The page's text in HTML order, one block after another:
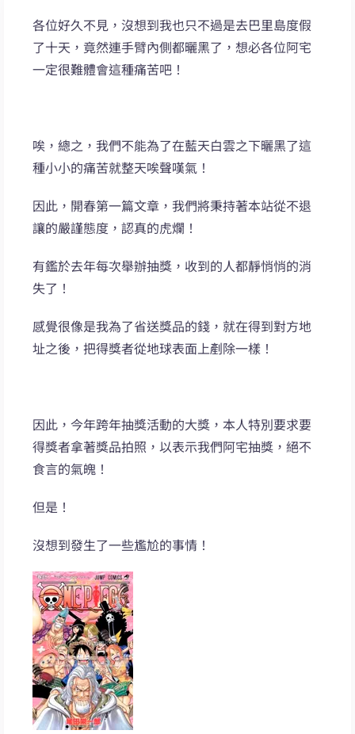
各位好久不見，沒想到我也只不過是去巴里島度假
了十天，竟然連手臂內側都曬黑了，想必各位阿宅
一定很難體會這種痛苦吧！
唉，總之，我們不能為了在藍天白雲之下曬黑了這
種小小的痛苦就整天唉聲嘆氣！
因此，開春第一篇文章，我們將秉持著本站從不退
讓的嚴謹態度，認真的虎爛！
有鑑於去年每次舉辦抽獎，收到的人都靜悄悄的消
失了！
感覺很像是我為了省送獎品的錢，就在得到對方地
址之後，把得獎者從地球表面上剷除一樣！
因此，今年跨年抽獎活動的大獎，本人特別要求要
得獎者拿著獎品拍照，以表示我們阿宅抽獎，絕不
食言的氣魄！
但是！
沒想到發生了一些尷尬的事情！